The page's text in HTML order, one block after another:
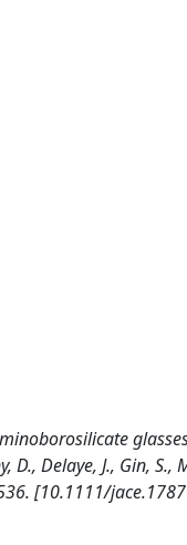
Delaye, J., Gin, S.,
[10.1111/